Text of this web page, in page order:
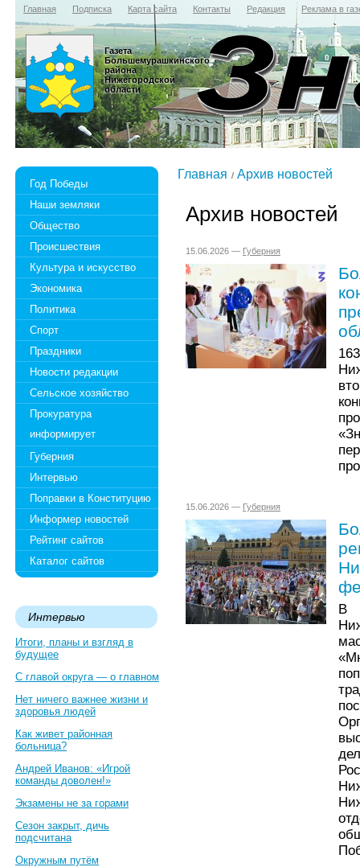
Главная Подписка Карта сайта Контакты Редакция Реклама в
Газета
Большемурашкинского
района
Нижегородской
области
Год Победы
Наши земляки
Общество
Происшествия
Культура и искусство
Экономика
Политика
Спорт
Праздники
Новости редакции
Сельское хозяйство
Прокуратура
информирует
Губерния
Интервью
Поправки в Конституцию
Информер новостей
Рейтинг сайтов
Каталог сайтов
Интервью
Итоги, планы и взгляд в
будущее
С главой округа — о главном
Нет ничего важнее жизни и
здоровья людей
Как живет районная
больница?
Андрей Иванов: «Игрой
команды доволен!»
Экзамены не за горами
Сезон закрыт, дичь
подсчитана
Окружным путём
Главная Архив новостей
Архив новостей
15.06.2026 — Губерния
15.06.2026 — Губерния
В